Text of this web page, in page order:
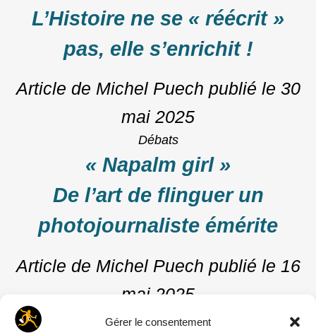
Gérer le consentement
L’Histoire ne se « réécrit »
pas, elle s’enrichit !
Article de Michel Puech publié le 30
mai 2025
Débats
« Napalm girl »
De l’art de flinguer un
photojournaliste émérite
Article de Michel Puech publié le 16
mai 2025
Débats